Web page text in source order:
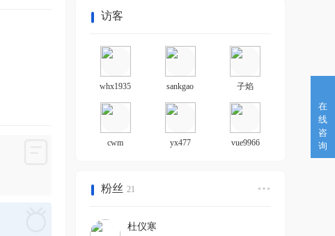
访客
whx1935 sankgao 子焰
cwm yx477 vue9966
粉丝 21
杜仪寒
在
线
咨
询